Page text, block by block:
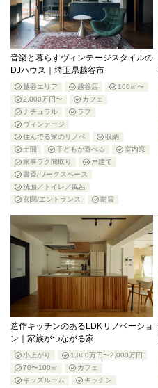
音楽と暮らすヴィンテージスタイルの
DJハウス｜埼玉県越谷市
越谷エリア 越谷店
100㎡〜
2,000万円〜
カフェ
ナチュラル
ラフ
ヴィンテージ
住んでる家のリノベ
収納
土間
子どもが遊べる
室内窓
家事ラク間取り
戸建て
書斎/ワークスペース
洗面／トイレ／風呂
玄関/エントランス
耐震
造作キッチンのあるLDKリノベーショ
ン｜家族がつながる家
小上がり
1,000万円〜2,000万円
70〜100㎡
カフェ
キッズルーム
キッチン